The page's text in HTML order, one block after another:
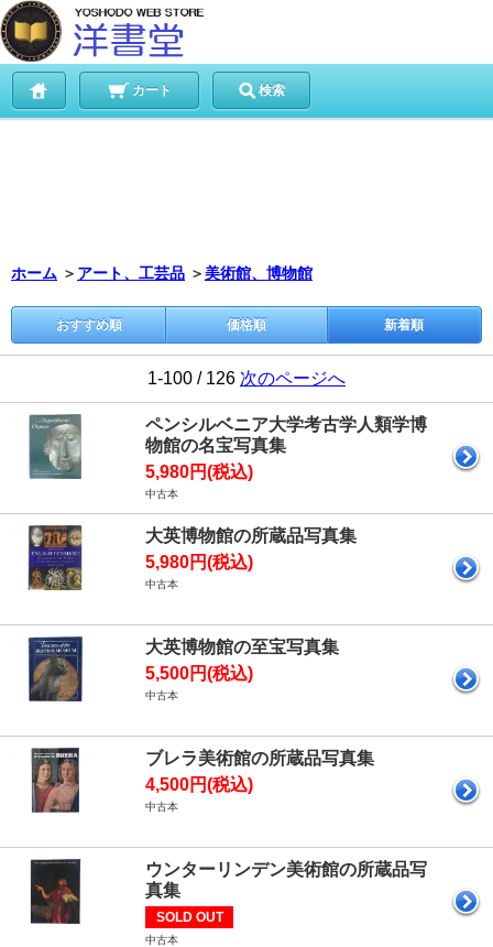
カート 検索
ホーム ＞ アート、工芸品 ＞美術館、博物館
おすすめ順 価格順 新着順
1-100 / 126 次のページへ
ペンシルベニア大学考古学人類学博
物館の名宝写真集
5,980円(税込)
中古本
大英博物館の所蔵品写真集
5,980円(税込)
中古本
大英博物館の至宝写真集
5,500円(税込)
中古本
ブレラ美術館の所蔵品写真集
4,500円(税込)
中古本
ウンターリンデン美術館の所蔵品写
真集
SOLD OUT
中古本